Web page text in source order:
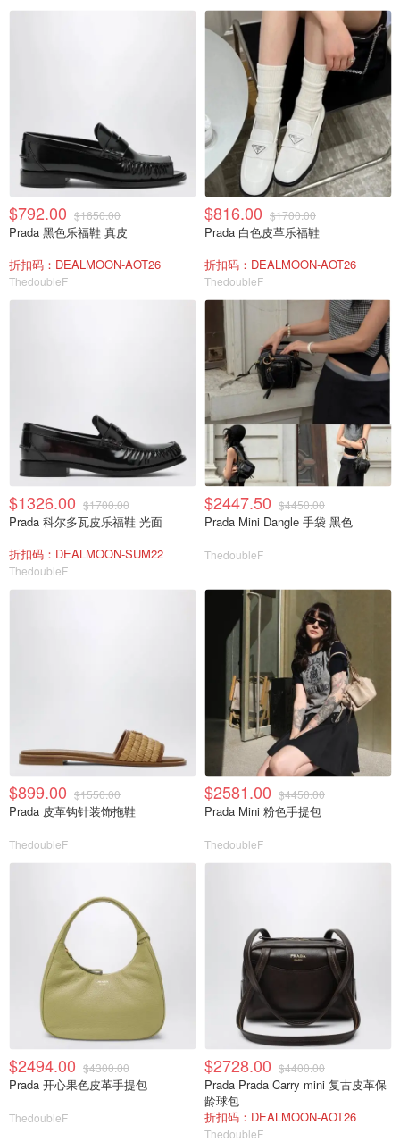
$792.00 $1650.00
Prada 黑色乐福鞋 真皮
折扣码：DEALMOON-AOT26
ThedoubleF
$816.00 $1700.00
Prada 白色皮革乐福鞋
折扣码：DEALMOON-AOT26
ThedoubleF
$1326.00 $1700.00
Prada 科尔多瓦皮乐福鞋 光面
折扣码：DEALMOON-SUM22
ThedoubleF
$2447.50 $4450.00
Prada Mini Dangle 手袋 黑色
ThedoubleF
$899.00 $1550.00
Prada 皮革钩针装饰拖鞋
ThedoubleF
$2581.00 $4450.00
Prada Mini 粉色手提包
ThedoubleF
$2494.00 $4300.00
Prada 开心果色皮革手提包
ThedoubleF
$2728.00 $4400.00
Prada Prada Carry mini 复古皮革保
龄球包
折扣码：DEALMOON-AOT26
ThedoubleF